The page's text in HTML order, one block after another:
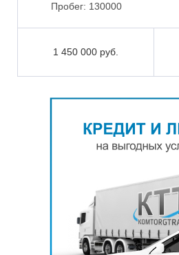
Пробег: 130000
1 450 000 руб.